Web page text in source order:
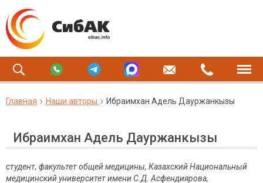
Главная Наши авторы Ибраимхан Адель Дауржанкызы
Ибраимхан Адель Дауржанкызы
студент, факультет общей медицины, Казахский Национальный
медицинский университет имени С.Д. Асфендиярова,